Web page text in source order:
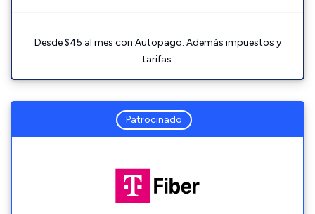
Desde $45 al mes con Autopago. Además impuestos y
tarifas.
Patrocinado